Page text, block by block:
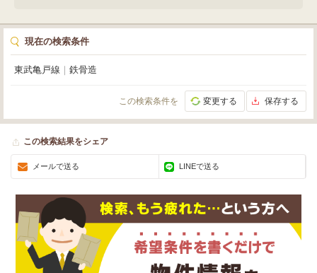
現在の検索条件
東武亀戸線 鉄骨造
この検索条件を 変更する 保存する
この検索結果をシェア
メールで送る LINEで送る